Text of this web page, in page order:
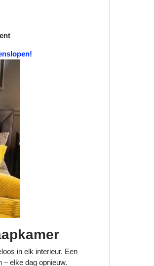
in elk interieur. Een
elke dag opnieuw.